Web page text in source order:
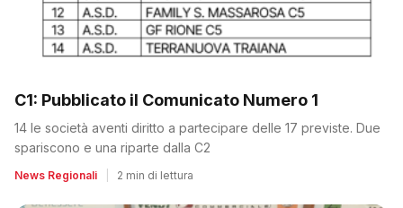
C1: Pubblicato il Comunicato Numero 1
14 le società aventi diritto a partecipare delle 17 previste. Due
spariscono e una riparte dalla C2
News Regionali 2 min di lettura